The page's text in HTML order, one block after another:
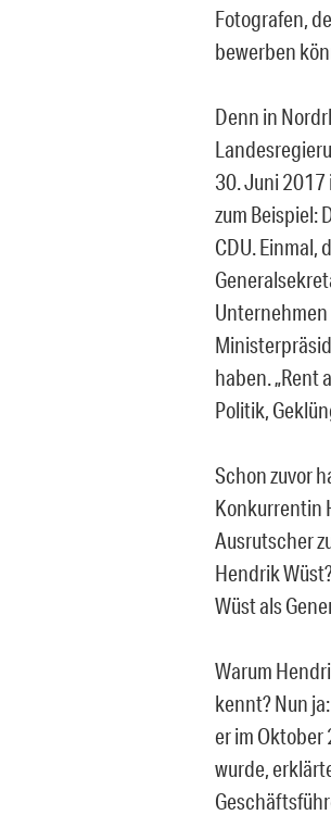
Fotografen,
bewerben
Denn in
30. Juni
zum Beispiel:
CDU. Einmal,
haben. „Rent
Politik,
Schon zuvor
Konkurrentin
Ausrutscher
Hendrik
Wüst als
Warum
kennt? Nun
er im
wurde,